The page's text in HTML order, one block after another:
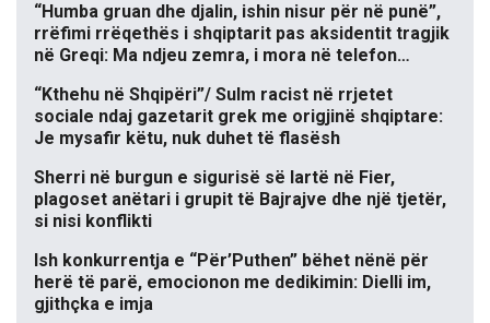
“Humba gruan dhe djalin, ishin nisur për në punë”,
rrëfimi rrëqethës i shqiptarit pas aksidentit tragjik
në Greqi: Ma ndjeu zemra, i mora në telefon…
“Kthehu në Shqipëri”/ Sulm racist në rrjetet
sociale ndaj gazetarit grek me origjinë shqiptare:
Je mysafir këtu, nuk duhet të flasësh
Sherri në burgun e sigurisë së lartë në Fier,
plagoset anëtari i grupit të Bajrajve dhe një tjetër,
si nisi konflikti
Ish konkurrentja e “Për’Puthen” bëhet nënë për
herë të parë, emocionon me dedikimin: Dielli im,
gjithçka e imja